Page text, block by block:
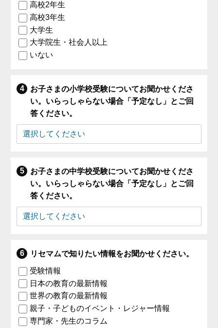
高校2年生
高校3年生
大学生
大学院生・社会人以上
いない
お子さまの小学校受験についてお聞かせくださ
い。いらっしゃらない場合「予定なし」とご回
答ください。
お子さまの中学校受験についてお聞かせくださ
い。いらっしゃらない場合「予定なし」とご回
答ください。
リセマムで知りたい情報をお聞かせください。
受験情報
日本の教育の最新情報
世界の教育の最新情報
親子・子どものイベント・レジャー情報
専門家・先生のコラム